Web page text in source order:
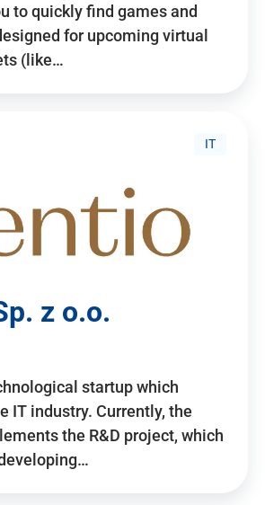
to quickly find games and
for upcoming virtual
(like…
IT
z o.o.
startup which
IT industry. Currently, the
the R&D project, which